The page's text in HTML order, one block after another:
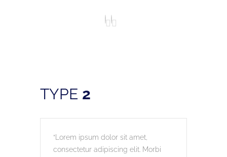
TYPE 2
Lorem ipsum dolor sit amet,
consectetur adipiscing elit. Morbi